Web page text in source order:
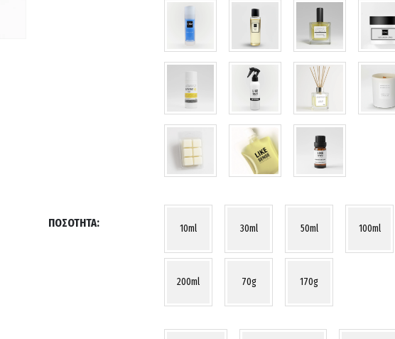
ΠΟΣΌΤΗΤΑ 10ml 30ml 50ml 100ml
200ml 70g 170g